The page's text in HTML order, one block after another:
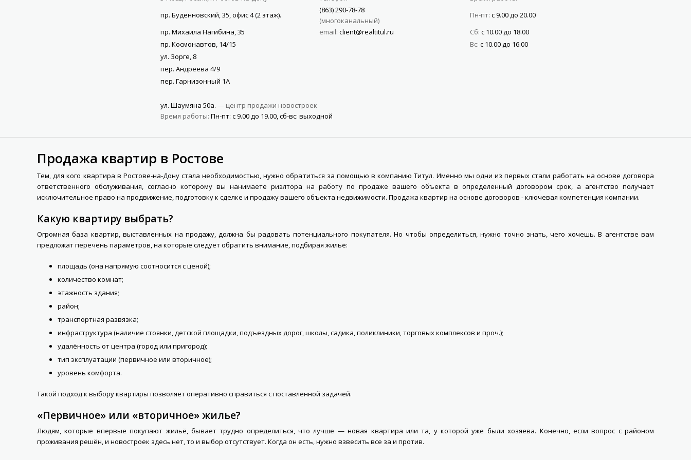
пр. Буденновский, 35, офис 4 (2 этаж).
(863) 290-78-78
многоканальный
Пн-пт: с 9.00 до 20.00
пр. Михаила Нагибина, 35
email: client@realtitul.ru Сб: с 10.00 до 18.00
пр. Космонавтов, 14/15
Вс: с 10.00 до 16.00
ул. Зорге, 8
пер. Андреева 4/9
пер. Гарнизонный 1А
ул. Шаумяна 50а. — центр продажи новостроек
Время работы: Пн-пт: с 9.00 до 19.00, сб-вс: выходной
Продажа квартир в Ростове
Тем, для кого квартира в Ростове-на-Дону стала необходимостью, нужно обратиться за помощью в компанию Титул. Именно мы одни из первых стали работать на основе договора
ответственного обслуживания, согласно которому вы нанимаете риэлтора на работу по продаже вашего объекта в определенный договором срок, а агентство получает
исключительное право на продвижение, подготовку к сделке и продажу вашего объекта недвижимости. Продажа квартир на основе договоров - ключевая компетенция компании.
Какую квартиру выбрать?
Огромная база квартир, выставленных на продажу, должна бы радовать потенциального покупателя. Но чтобы определиться, нужно точно знать, чего хочешь. В агентстве вам
предложат перечень параметров, на которые следует обратить внимание, подбирая жильё:
площадь (она напрямую соотносится с ценой);
количество комнат;
этажность здания;
район;
транспортная развязка;
инфраструктура (наличие стоянки, детской площадки, подъездных дорог, школы, садика, поликлиники, торговых комплексов и проч.);
удалённость от центра (город или пригород);
тип эксплуатации (первичное или вторичное);
уровень комфорта.
Такой подход к выбору квартиры позволяет оперативно справиться с поставленной задачей.
«Первичное» или «вторичное» жилье?
Людям, которые впервые покупают жильё, бывает трудно определиться, что лучше — новая квартира или та, у которой уже были хозяева. Конечно, если вопрос с районом
проживания решён, и новостроек здесь нет, то и выбор отсутствует. Когда он есть, нужно взвесить все за и против.